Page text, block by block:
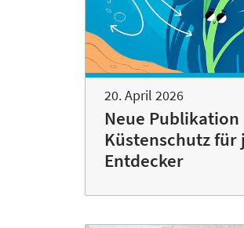
20. April 2026
Neue
Küstenschutz für
Entdecker